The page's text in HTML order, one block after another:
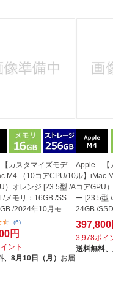
カスタマイズモデ
M4 （10コアCPU/10
）オレンジ [23.5型 /A
/メモリ：16GB /SS
/2024年10月モデ
(6)
円
ント
8月10日（月） お届
Apple 【
ル】iMac
コアGPU
ー [23.5型
24GB /
0月モ...
397,800
3,978ポイ
送料無料、